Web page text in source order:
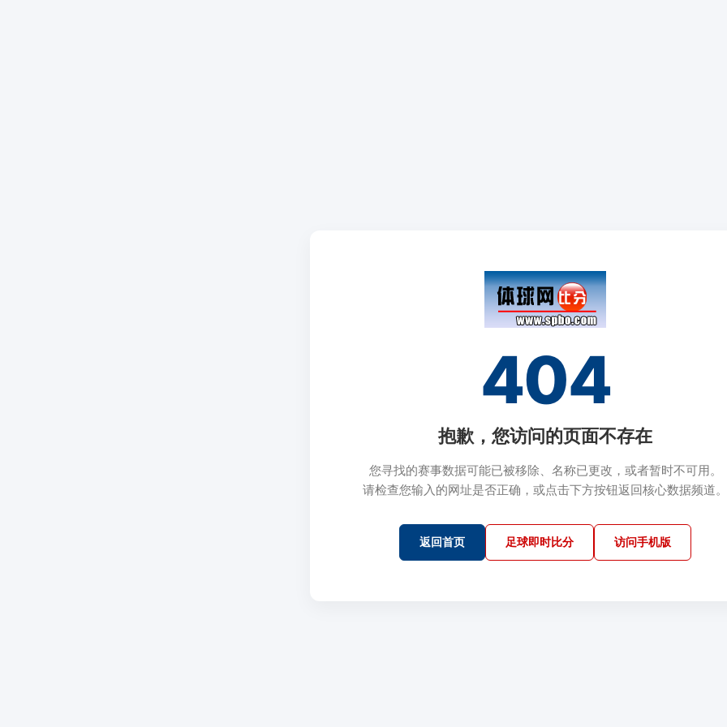
404
抱歉，您访问的页面不存在
您寻找的赛事数据可能已被移除、名称已更改，或者暂时不可用。
请检查您输入的网址是否正确，或点击下方按钮返回核心数据频道。
返回首页 足球即时比分 访问手机版